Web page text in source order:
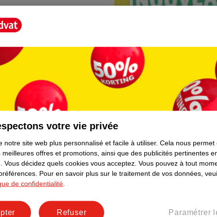
Plus besoin de rester
En magasin, vous
directement depuis votre
facile et prêt
votre vie privée
notre site web plus personnalisé et facile à utiliser. Cela nous permet
meilleures offres et promotions, ainsi que des publicités pertinentes
Vous décidez quels cookies vous acceptez. Vous pouvez à tout
Pour en savoir plus sur le traitement de vos données,
de confidentialité
Paramétrer
Refuser